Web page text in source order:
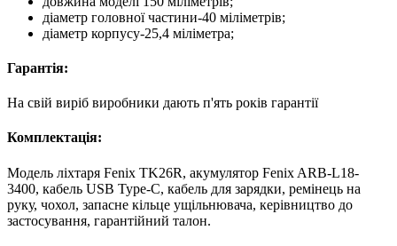
діаметр головної частини-40 міліметрів;
діаметр корпусу-25,4 міліметра;
Гарантія:
На свій виріб виробники дають п'ять років гарантії
Комплектація:
Модель ліхтаря Fenix TK26R, акумулятор Fenix ARB-L18-
3400, кабель USB Type-C, кабель для зарядки, ремінець на
руку, чохол, запасне кільце ущільнювача, керівництво до
застосування, гарантійний талон.